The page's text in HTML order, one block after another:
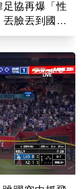
協再爆「性
臉丟到國外